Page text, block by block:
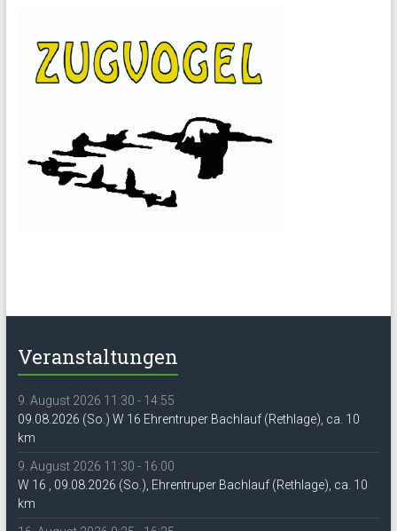
Veranstaltungen
9. August 2026 11:30 - 14:55
09.08.2026 (So.) W 16 Ehrentruper Bachlauf (Rethlage), ca. 10
km
9. August 2026 11:30 - 16:00
W 16 , 09.08.2026 (So.), Ehrentruper Bachlauf (Rethlage), ca. 10
km